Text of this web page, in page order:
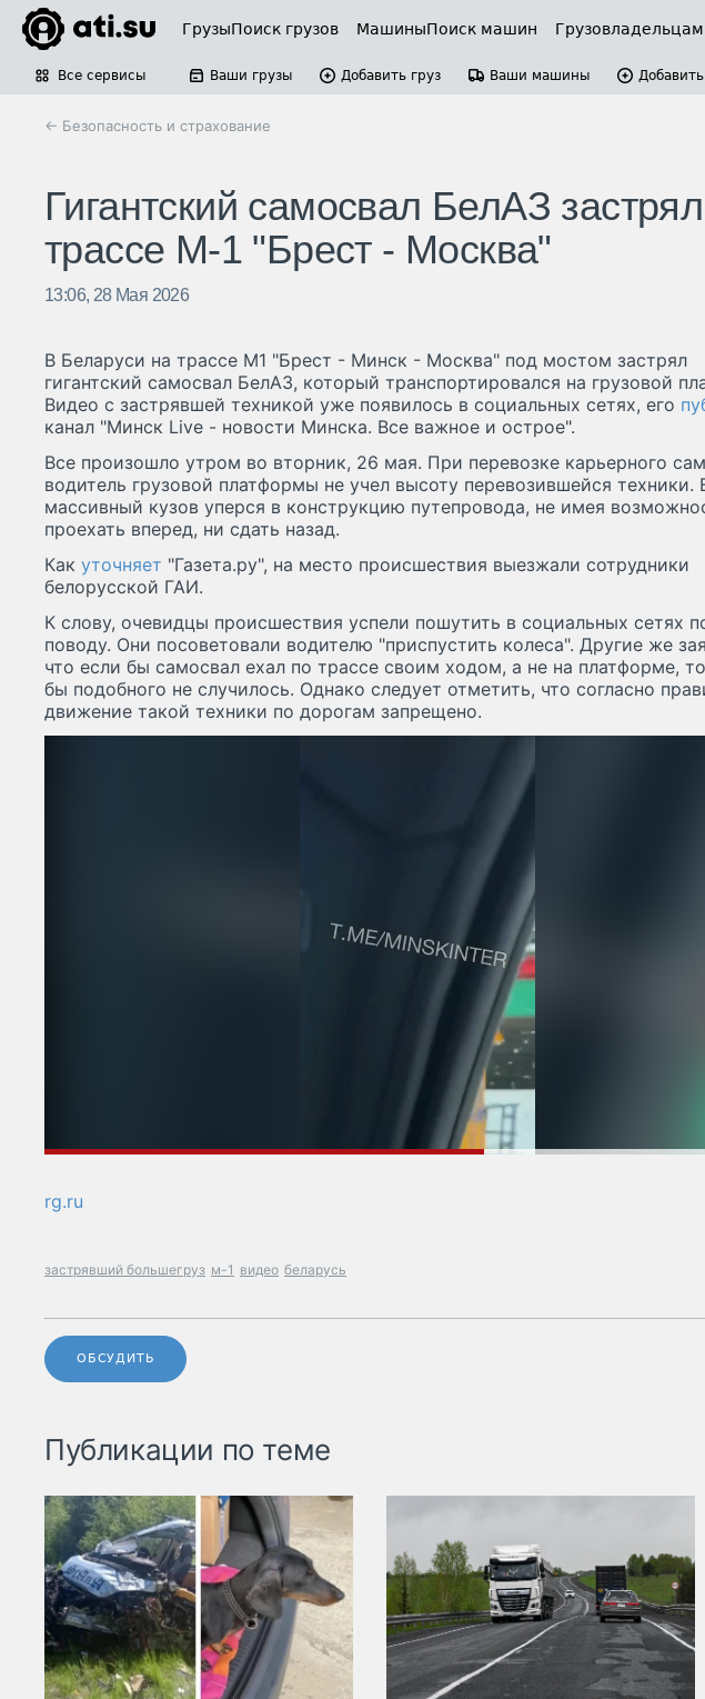
ГрузыПоиск грузов МашиныПоиск машин Грузовладельцам
Все сервисы Ваши грузы Добавить груз Ваши машины
← Безопасность и страхование
Гигантский самосвал БелАЗ
трассе М-1 "Брест - Москва"
13:06, 28 Мая 2026
В Беларуси на трассе М1 "Брест - Минск - Москва" под мостом застрял
гигантский самосвал БелАЗ, который транспортировался на грузовой
Видео с застрявшей техникой уже появилось в социальных сетях, его
канал "Минск Live - новости Минска. Все важное и острое".
Все произошло утром во вторник, 26 мая. При перевозке карьерного
водитель грузовой платформы не учел высоту перевозившейся техники.
массивный кузов уперся в конструкцию путепровода, не имея
проехать вперед, ни сдать назад.
Как уточняет "Газета.ру", на место происшествия выезжали сотрудники
белорусской ГАИ.
К слову, очевидцы происшествия успели пошутить в социальных сетях
поводу. Они посоветовали водителю "приспустить колеса". Другие же
что если бы самосвал ехал по трассе своим ходом, а не на платформе,
бы подобного не случилось. Однако следует отметить, что согласно
движение такой техники по дорогам запрещено.
rg.ru
застрявший большегруз м-1 видео беларусь
ОБСУДИТЬ
Публикации по теме